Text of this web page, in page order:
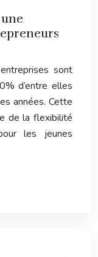
sont
d’entre elles
années. Cette
de la flexibilité
les jeunes